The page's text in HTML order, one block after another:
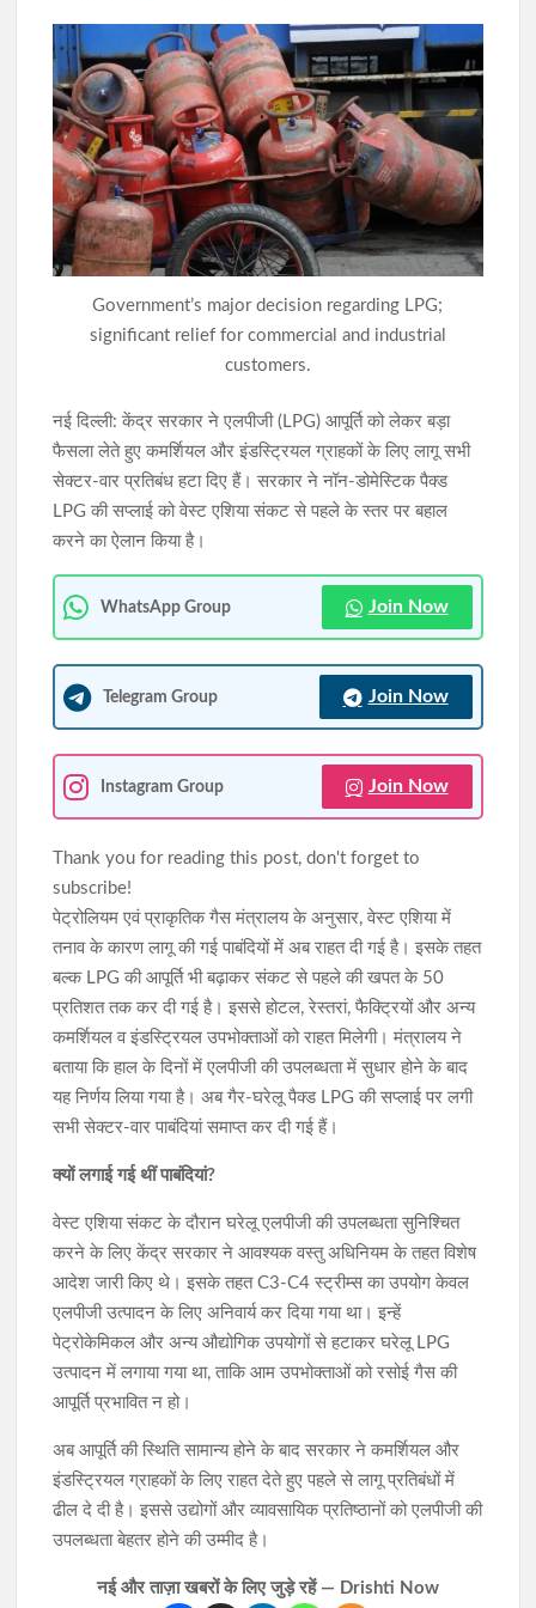
मुंगेर में 11.67 करोड़ के निवेश घोटाले पर ED की बड़ी कार्रवाई, पांच ठिकानों
पर छापेमारी
JPSC-JSSC छात्र आंदोलन को राहुल गांधी का समर्थन, शिक्षा व्यवस्था में
सुधार की उठाई मांग
AI डीपफेक पर सरकार की बड़ी सख्ती: 3 घंटे में हटाना होगा अवैध कंटेंट,
नियम तोड़ने पर सोशल मीडिया प्लेटफॉर्म्स पर होगी कार्रवाई
राहे हत्याकांड का खुलासा: मुख्य आरोपी समेत तीन गिरफ्तार, हत्या में प्रयुक्त
फरसा बरामद
Government’s major decision regarding LPG;
significant relief for commercial and industrial
customers.
नई दिल्ली: केंद्र सरकार ने एलपीजी (LPG) आपूर्ति को लेकर बड़ा
फैसला लेते हुए कमर्शियल और इंडस्ट्रियल ग्राहकों के लिए लागू सभी
सेक्टर-वार प्रतिबंध हटा दिए हैं। सरकार ने नॉन-डोमेस्टिक पैक्ड
LPG की सप्लाई को वेस्ट एशिया संकट से पहले के स्तर पर बहाल
करने का ऐलान किया है।
WhatsApp Group Join Now
Telegram Group Join Now
Instagram Group Join Now
Thank you for reading this post, don't forget to
subscribe!
पेट्रोलियम एवं प्राकृतिक गैस मंत्रालय के अनुसार, वेस्ट एशिया में
तनाव के कारण लागू की गई पाबंदियों में अब राहत दी गई है। इसके तहत
बल्क LPG की आपूर्ति भी बढ़ाकर संकट से पहले की खपत के 50
प्रतिशत तक कर दी गई है। इससे होटल, रेस्तरां, फैक्ट्रियों और अन्य
कमर्शियल व इंडस्ट्रियल उपभोक्ताओं को राहत मिलेगी। मंत्रालय ने
बताया कि हाल के दिनों में एलपीजी की उपलब्धता में सुधार होने के बाद
यह निर्णय लिया गया है। अब गैर-घरेलू पैक्ड LPG की सप्लाई पर लगी
सभी सेक्टर-वार पाबंदियां समाप्त कर दी गई हैं।
क्यों लगाई गई थीं पाबंदियां?
वेस्ट एशिया संकट के दौरान घरेलू एलपीजी की उपलब्धता सुनिश्चित
करने के लिए केंद्र सरकार ने आवश्यक वस्तु अधिनियम के तहत विशेष
आदेश जारी किए थे। इसके तहत C3-C4 स्ट्रीम्स का उपयोग केवल
एलपीजी उत्पादन के लिए अनिवार्य कर दिया गया था। इन्हें
पेट्रोकेमिकल और अन्य औद्योगिक उपयोगों से हटाकर घरेलू LPG
उत्पादन में लगाया गया था, ताकि आम उपभोक्ताओं को रसोई गैस की
आपूर्ति प्रभावित न हो।
अब आपूर्ति की स्थिति सामान्य होने के बाद सरकार ने कमर्शियल और
इंडस्ट्रियल ग्राहकों के लिए राहत देते हुए पहले से लागू प्रतिबंधों में
ढील दे दी है। इससे उद्योगों और व्यावसायिक प्रतिष्ठानों को एलपीजी की
उपलब्धता बेहतर होने की उम्मीद है।
नई और ताज़ा खबरों के लिए जुड़े रहें — Drishti Now